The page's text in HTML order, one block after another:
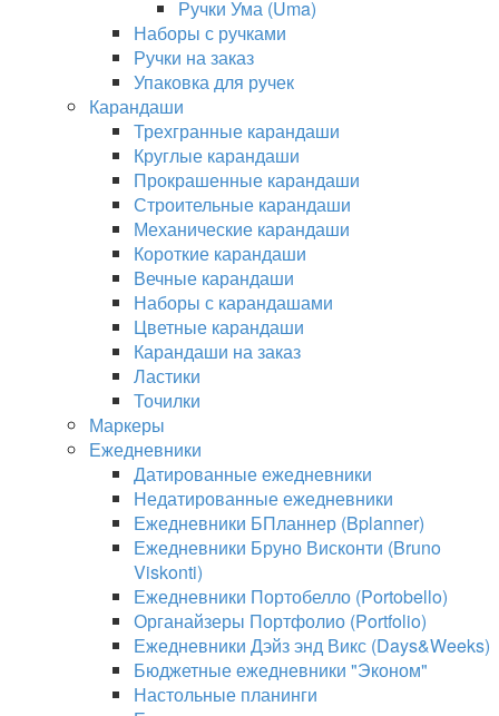
Ручки Ума (Uma)
Наборы с ручками
Ручки на заказ
Упаковка для ручек
Карандаши
Трехгранные карандаши
Круглые карандаши
Прокрашенные карандаши
Строительные карандаши
Механические карандаши
Короткие карандаши
Вечные карандаши
Наборы с карандашами
Цветные карандаши
Карандаши на заказ
Ластики
Точилки
Маркеры
Ежедневники
Датированные ежедневники
Недатированные ежедневники
Ежедневники БПланнер (Bplanner)
Ежедневники Бруно Висконти (Bruno
Viskonti)
Ежедневники Портобелло (Portobello)
Органайзеры Портфолио (Portfolio)
Ежедневники Дэйз энд Викс (Days&Weeks)
Бюджетные ежедневники "Эконом"
Настольные планинги